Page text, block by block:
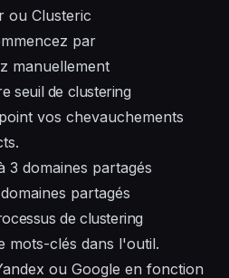
ou Clusteric
par
manuellement
seuil de clustering
vos chevauchements
3 domaines partagés
partagés
de clustering
mots-clés dans l'outil.
ou Google en fonction